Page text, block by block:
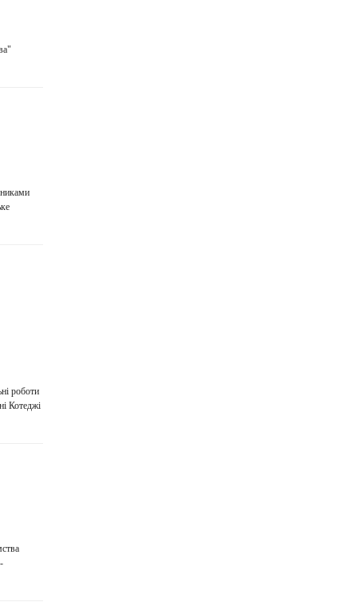
роботи
Котеджі